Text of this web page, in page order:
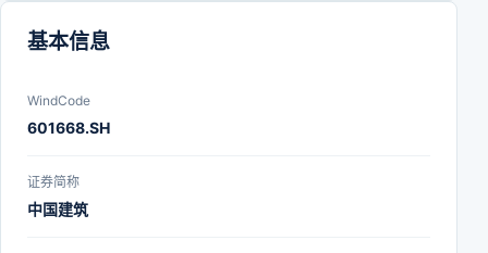
基本信息
WindCode
601668.SH
证券简称
中国建筑